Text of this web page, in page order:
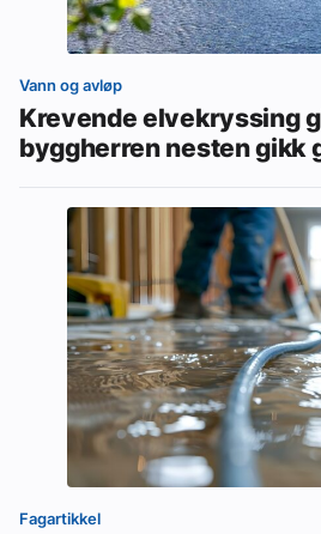
Vann og avløp
Krevende elvekryssing
byggherren nesten gikk
Fagartikkel